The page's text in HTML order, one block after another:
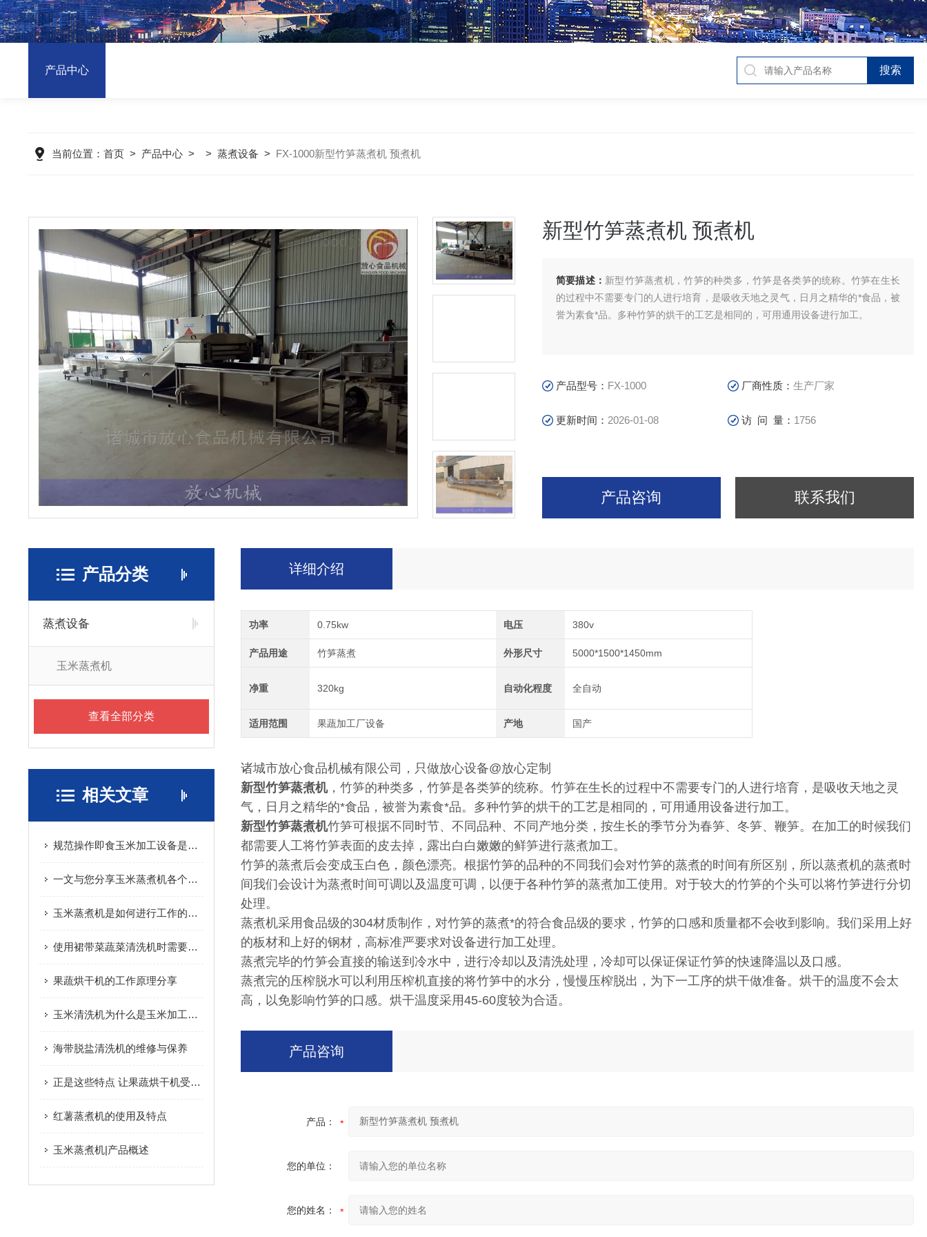
产品中心
当前位置： 首页> 产品中心> > 蒸煮设备 > FX-1000新型竹笋蒸煮机 预煮机
新型竹笋蒸煮机 预煮机
简要描述： 新型竹笋蒸煮机，竹笋的种类多，竹笋是各类笋的统称。竹笋在生长
的过程中不需要专门的人进行培育，是吸收天地之灵气，日月之精华的*食品，被
誉为素食*品。多种竹笋的烘干的工艺是相同的，可用通用设备进行加工。
产品型号： FX-1000 厂商性质：生产厂家
更新时间： 2026-01-08 访 问 量： 1756
产品咨询 联系我们
产品分类
蒸煮设备
玉米蒸煮机
查看全部分类
相关文章
规范操作即食玉米加工设备是保障产品加工质量与生产效率的关键
一文与您分享玉米蒸煮机各个组成部件所起到的作用
玉米蒸煮机是如何进行工作的您知道吗？
使用裙带菜蔬菜清洗机时需要多注意以下事项
果蔬烘干机的工作原理分享
玉米清洗机为什么是玉米加工设备中的重要环节
海带脱盐清洗机的维修与保养
正是这些特点 让果蔬烘干机受到大家的欢迎
红薯蒸煮机的使用及特点
玉米蒸煮机|产品概述
详细介绍
功率 0.75kw 电压 380v
产品用途 竹笋蒸煮 外形尺寸 5000*1500*1450mm
净重 320kg 自动化程度 全自动
适用范围 果蔬加工厂设备 产地 国产
诸城市放心食品机械有限公司，只做放心设备@放心定制
新型竹笋蒸煮机，竹笋的种类多，竹笋是各类笋的统称。竹笋在生长的过程中不需要专门的人进行培育，是吸收天地之灵
气，日月之精华的*食品，被誉为素食*品。多种竹笋的烘干的工艺是相同的，可用通用设备进行加工。
新型竹笋蒸煮机竹笋可根据不同时节、不同品种、不同产地分类，按生长的季节分为春笋、冬笋、鞭笋。在加工的时候我们
都需要人工将竹笋表面的皮去掉，露出白白嫩嫩的鲜笋进行蒸煮加工。
竹笋的蒸煮后会变成玉白色，颜色漂亮。根据竹笋的品种的不同我们会对竹笋的蒸煮的时间有所区别，所以蒸煮机的蒸煮时
间我们会设计为蒸煮时间可调以及温度可调，以便于各种竹笋的蒸煮加工使用。对于较大的竹笋的个头可以将竹笋进行分切
处理。
蒸煮机采用食品级的304材质制作，对竹笋的蒸煮*的符合食品级的要求，竹笋的口感和质量都不会收到影响。我们采用上好
的板材和上好的钢材，高标准严要求对设备进行加工处理。
蒸煮完毕的竹笋会直接的输送到冷水中，进行冷却以及清洗处理，冷却可以保证保证竹笋的快速降温以及口感。
蒸煮完的压榨脱水可以利用压榨机直接的将竹笋中的水分，慢慢压榨脱出，为下一工序的烘干做准备。烘干的温度不会太
高，以免影响竹笋的口感。烘干温度采用45-60度较为合适。
产品咨询
产品：
您的单位：
您的姓名：